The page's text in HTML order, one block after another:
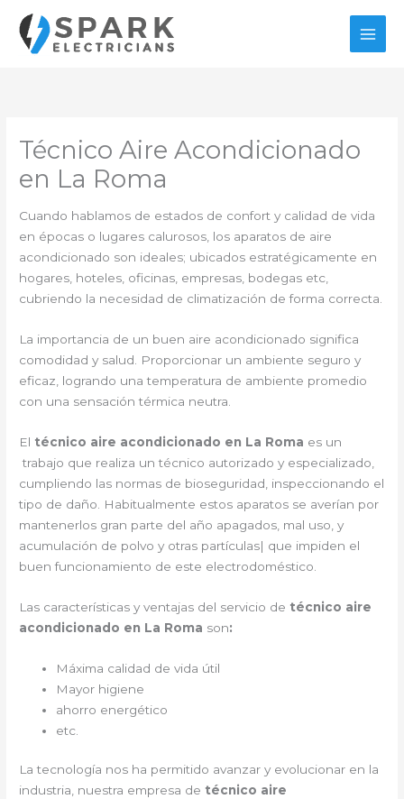
contenido
Técnico Aire Acondicionado
en La Roma
Cuando hablamos de estados de confort y calidad de vida
en épocas o lugares calurosos, los aparatos de aire
acondicionado son ideales; ubicados estratégicamente en
hogares, hoteles, oficinas, empresas, bodegas etc,
cubriendo la necesidad de climatización de forma correcta.
La importancia de un buen aire acondicionado significa
comodidad y salud. Proporcionar un ambiente seguro y
eficaz, logrando una temperatura de ambiente promedio
con una sensación térmica neutra.
El técnico aire acondicionado en La Roma es un
trabajo que realiza un técnico autorizado y especializado,
cumpliendo las normas de bioseguridad, inspeccionando el
tipo de daño. Habitualmente estos aparatos se averían por
mantenerlos gran parte del año apagados, mal uso, y
acumulación de polvo y otras partículas| que impiden el
buen funcionamiento de este electrodoméstico.
Las características y ventajas del servicio de técnico aire
acondicionado en La Roma son:
Máxima calidad de vida útil
Mayor higiene
ahorro energético
etc.
La tecnología nos ha permitido avanzar y evolucionar en la
industria, nuestra empresa de técnico aire